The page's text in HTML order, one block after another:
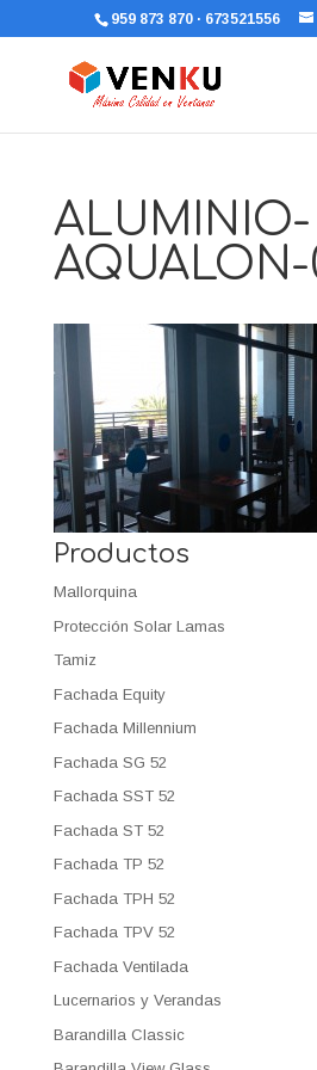
959 873 870 · 673521556
ALUMINIO-
AQUALON-
Productos
Mallorquina
Protección Solar Lamas
Tamiz
Fachada Equity
Fachada Millennium
Fachada SG 52
Fachada SST 52
Fachada ST 52
Fachada TP 52
Fachada TPH 52
Fachada TPV 52
Fachada Ventilada
Lucernarios y Verandas
Barandilla Classic